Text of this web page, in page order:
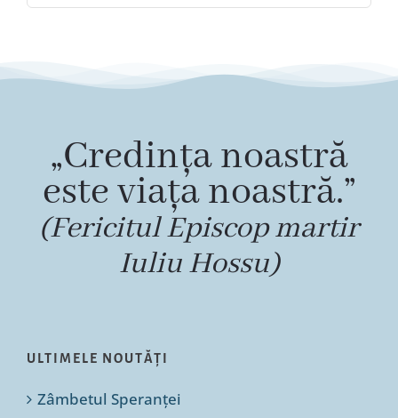
„Credința noastră
este viața noastră.”
(Fericitul Episcop martir
Iuliu Hossu)
ULTIMELE NOUTĂȚI
Zâmbetul Speranței